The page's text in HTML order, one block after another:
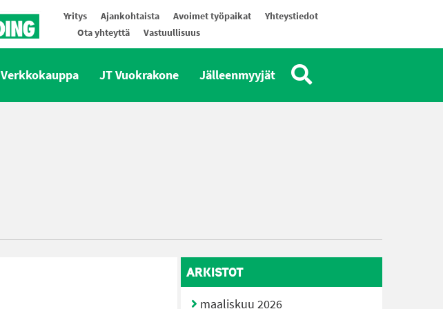
Yritys Ajankohtaista Avoimet työpaikat
Yhteystiedot
Ota yhteyttä
Vastuullisuus
Verkkokauppa JT Vuokrakone Jälleenmyyjät
ARKISTOT
maaliskuu 2026